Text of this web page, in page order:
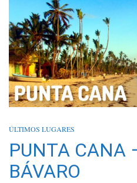
ÚLTIMOS LUGARES
PUNTA CANA
BÁVARO